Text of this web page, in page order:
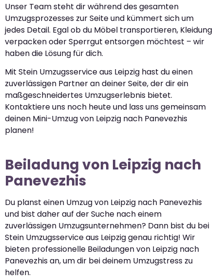
Unser Team steht dir während des gesamten
Umzugsprozesses zur Seite und kümmert sich um
jedes Detail. Egal ob du Möbel transportieren, Kleidung
verpacken oder Sperrgut entsorgen möchtest – wir
haben die Lösung für dich.
Mit Stein Umzugsservice aus Leipzig hast du einen
zuverlässigen Partner an deiner Seite, der dir ein
maßgeschneidertes Umzugserlebnis bietet.
Kontaktiere uns noch heute und lass uns gemeinsam
deinen Mini-Umzug von Leipzig nach Panevezhis
planen!
Beiladung von Leipzig nach
Panevezhis
Du planst einen Umzug von Leipzig nach Panevezhis
und bist daher auf der Suche nach einem
zuverlässigen Umzugsunternehmen? Dann bist du bei
Stein Umzugsservice aus Leipzig genau richtig! Wir
bieten professionelle Beiladungen von Leipzig nach
Panevezhis an, um dir bei deinem Umzugstress zu
helfen.